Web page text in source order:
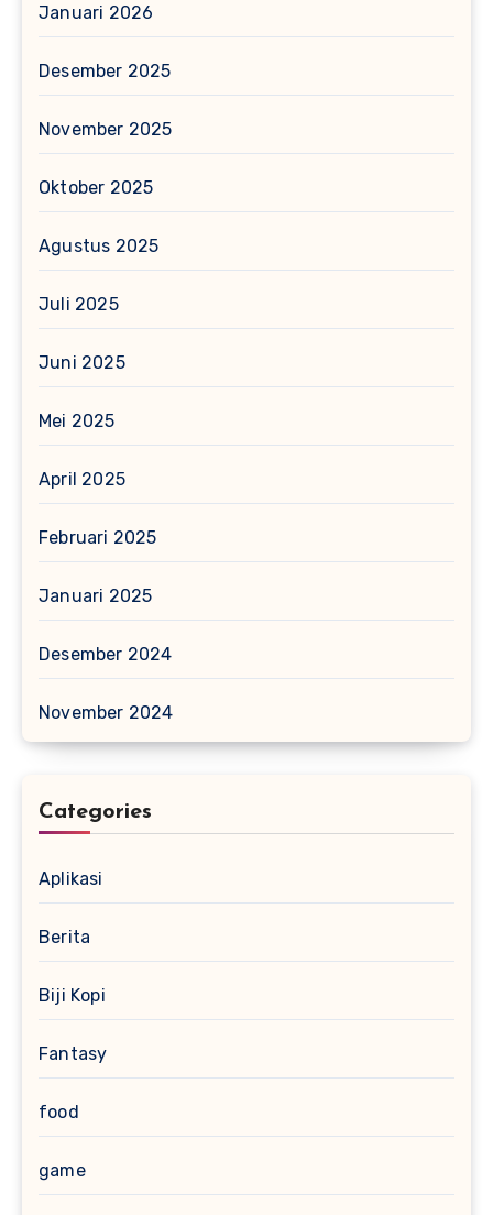
Januari 2026
Desember 2025
November 2025
Oktober 2025
Agustus 2025
Juli 2025
Juni 2025
Mei 2025
April 2025
Februari 2025
Januari 2025
Desember 2024
November 2024
Categories
Aplikasi
Berita
Biji Kopi
Fantasy
food
game